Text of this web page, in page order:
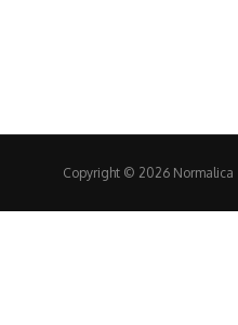
Copyright © 2026 Normalica